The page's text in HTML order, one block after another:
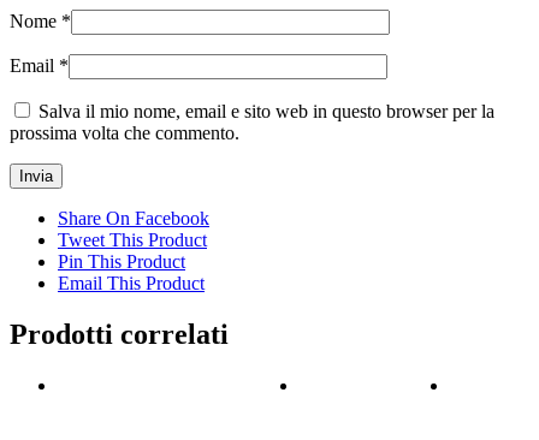
Nome *
Email *
Salva il mio nome, email e sito web in questo browser per la
prossima volta che commento.
Share On Facebook
Tweet This Product
Pin This Product
Email This Product
Prodotti correlati